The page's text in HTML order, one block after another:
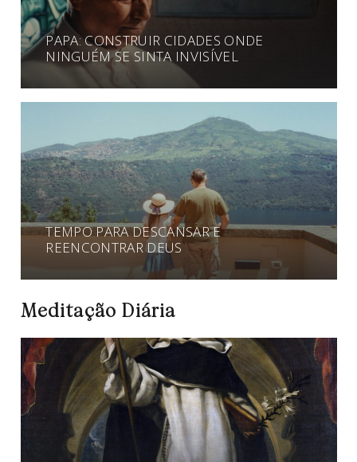
PAPA: CONSTRUIR CIDADES ONDE
NINGUÉM SE SINTA INVISÍVEL
TEMPO PARA DESCANSAR E
REENCONTRAR DEUS
Meditação Diária